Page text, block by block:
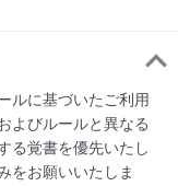
ルに基づいたご利用
よびルールと異なる
る覚書を優先いたし
をお願いいたしま